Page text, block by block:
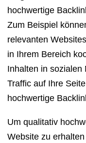
hochwertige
Zum Beispiel
relevanten
in Ihrem Bereich
Inhalten in sozialen
Traffic auf Ihre
hochwertige
Um qualitativ
Website zu